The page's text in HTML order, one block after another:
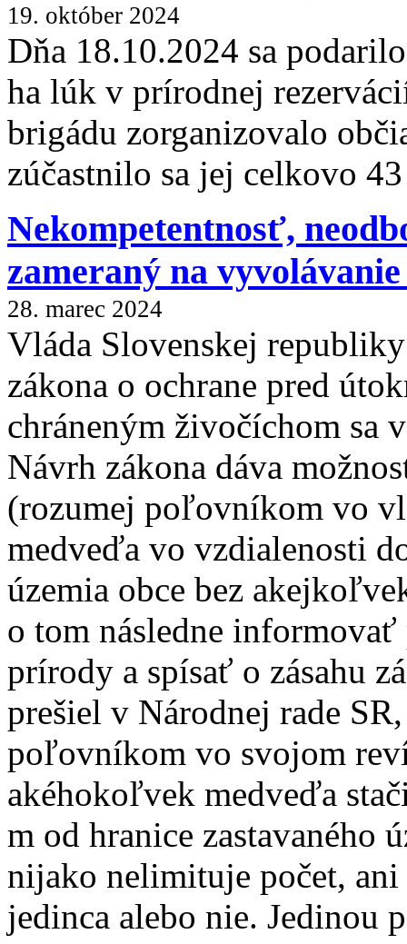
19. október 2024
Dňa 18.10.2024 sa
ha lúk v prírodnej
brigádu zorganizovalo
zúčastnilo sa jej celkovo
Nekompetentnosť,
zameraný na
28. marec 2024
Vláda Slovenskej
zákona o ochrane pred
chráneným živočíchom sa
Návrh zákona dáva
(rozumej poľovníkom vo
medveďa vo vzdialenosti
územia obce bez
o tom následne
prírody a spísať o zásahu
prešiel v Národnej rade
poľovníkom vo svojom
akéhokoľvek medveďa
m od hranice zastavaného
nijako nelimituje počet,
jedinca alebo nie. Jedinou